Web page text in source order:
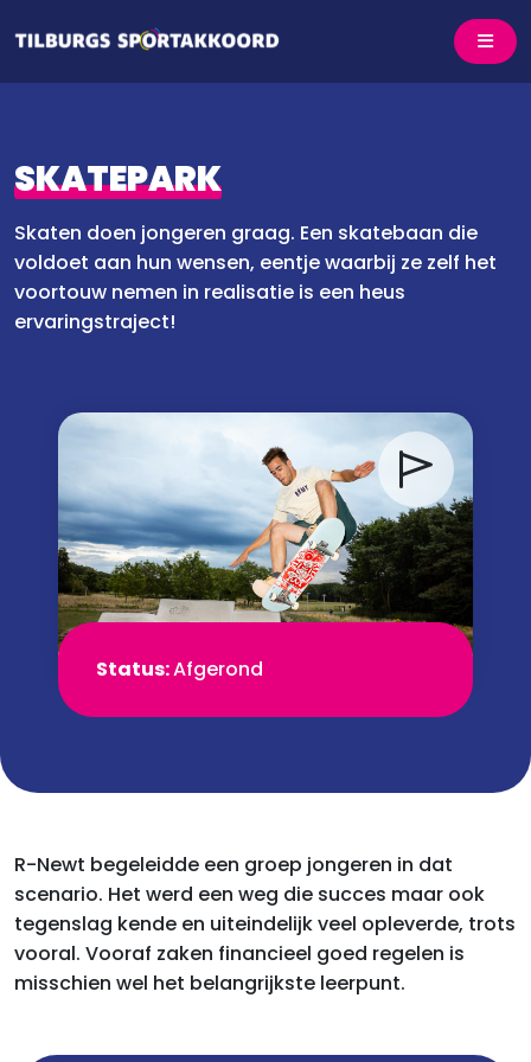
SKATEPARK
Skaten doen jongeren graag. Een skatebaan die
voldoet aan hun wensen, eentje waarbij ze zelf het
voortouw nemen in realisatie is een heus
ervaringstraject!
Status:Afgerond
R-Newt begeleidde een groep jongeren in dat
scenario. Het werd een weg die succes maar ook
tegenslag kende en uiteindelijk veel opleverde, trots
vooral. Vooraf zaken financieel goed regelen is
misschien wel het belangrijkste leerpunt.